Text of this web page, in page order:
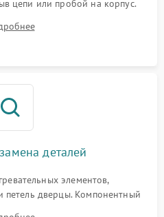
цепи или пробой на корпус.
датчиков температуры,
и мотора конвекции.
деталей
элементов,
петель дверцы. Компонентный